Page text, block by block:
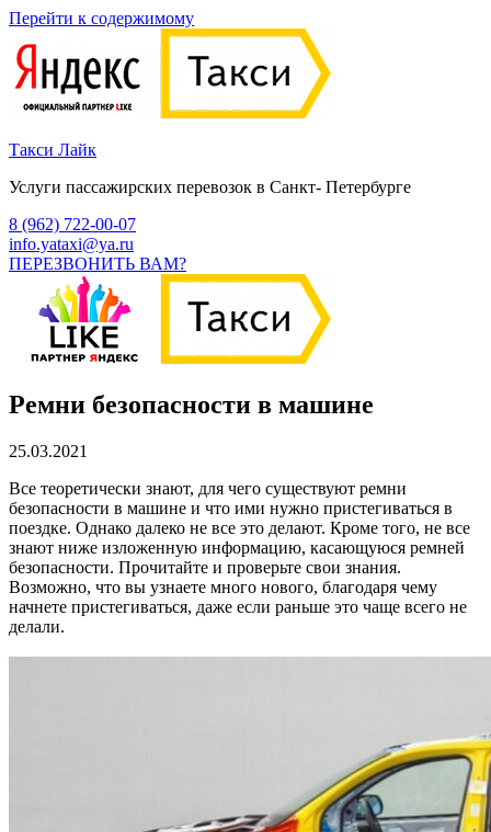
Перейти к содержимому
Такси Лайк
Услуги пассажирских перевозок в Санкт- Петербурге
8 (962) 722-00-07
info.yataxi@ya.ru
ПЕРЕЗВОНИТЬ ВАМ?
Ремни безопасности в машине
25.03.2021
Все теоретически знают, для чего существуют ремни
безопасности в машине и что ими нужно пристегиваться в
поездке. Однако далеко не все это делают. Кроме того, не все
знают ниже изложенную информацию, касающуюся ремней
безопасности. Прочитайте и проверьте свои знания.
Возможно, что вы узнаете много нового, благодаря чему
начнете пристегиваться, даже если раньше это чаще всего не
делали.